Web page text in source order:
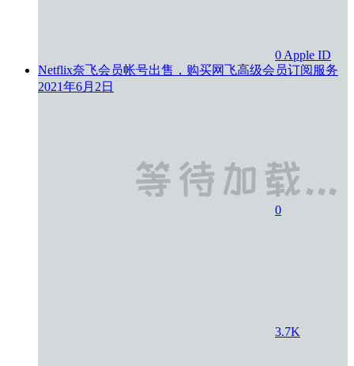
0 Apple ID
Netflix奈飞会员帐号出售，购买网飞高级会员订阅服务
2021年6月2日
0
3.7K